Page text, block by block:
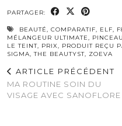
PARTAGER:
BEAUTÉ, COMPARATIF, ELF,
MÉLANGEUR ULTIMATE,
LE TEINT, PRIX, PRODUIT REÇU
SIGMA,THE BEAUTYST, ZOEVA
ARTICLE PRÉCÉDENT
MA ROUTINE SOIN DU
VISAGE AVEC SANOFLORE